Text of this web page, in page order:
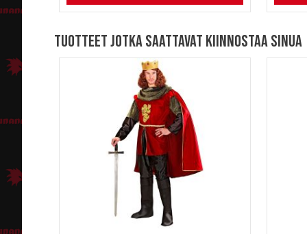
Tuotteet jotka saattavat kiinnostaa sinua